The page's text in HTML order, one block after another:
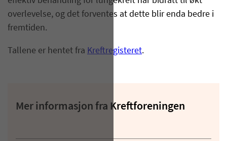
overlevelse, og det forventes at dette blir enda bedre i
fremtiden.
Tallene er hentet fra Kreftregisteret.
Mer informasjon fra Kreftforeningen